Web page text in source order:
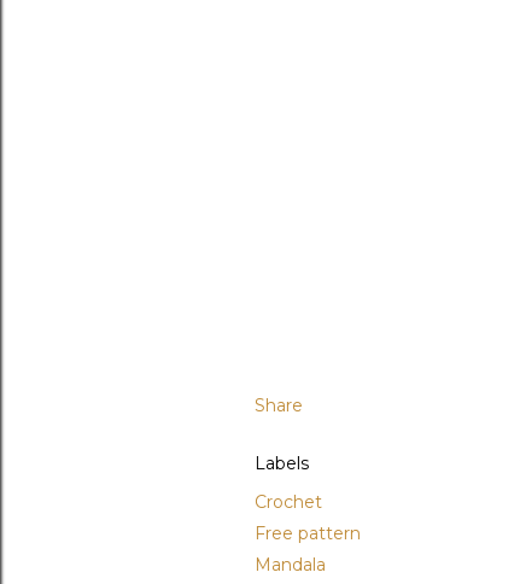
Share
Labels
Crochet
Free pattern
Mandala